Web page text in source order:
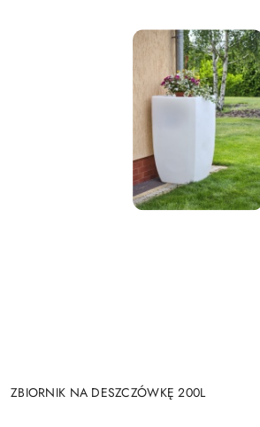
ZBIORNIK NA DESZCZÓWKĘ 200L